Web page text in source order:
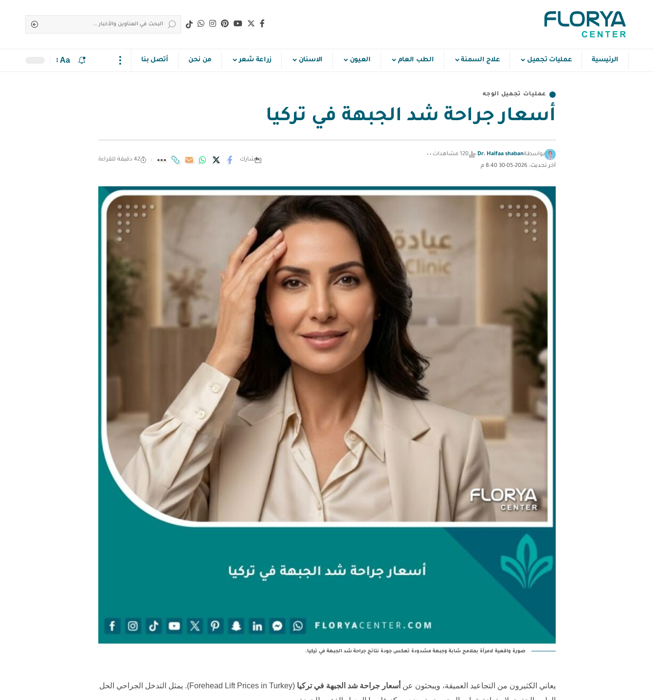
الرئيسية عمليات تجميل علاج السمنة الطب العام العيون الاسنان زراعة شعر من نحن أتصل بنا Aa
عمليات تجميل الوجه
أسعار جراحة شد الجبهة في تركيا
آخر تحديث: 2026-05-30 8:40 م
بواسطةDr. Haifaa shaban
120 مشاهدات
شارك
42 دقيقة للقراءة
صورة واقعية لامرأة بملامح شابة وجبهة مشدودة تعكس جودة نتائج جراحة شد الجبهة في تركيا.
يعاني الكثيرون من التجاعيد العميقة، ويبحثون عن أسعار جراحة شد الجبهة في تركيا
(Forehead Lift Prices in Turkey). يمثل التدخل الجراحي الحل